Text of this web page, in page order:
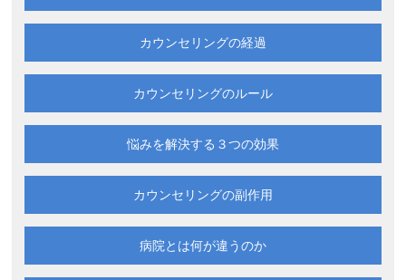
カウンセリングの経過
カウンセリングのルール
悩みを解決する ３つの効果
カウンセリングの副作用
病院とは何が違うのか